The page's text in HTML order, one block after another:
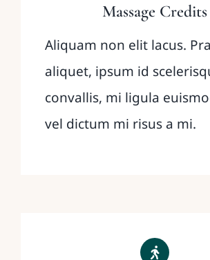
Massage Credits
Aliquam non elit lacus.
aliquet, ipsum id
convallis, mi ligula
vel dictum mi risus a mi.